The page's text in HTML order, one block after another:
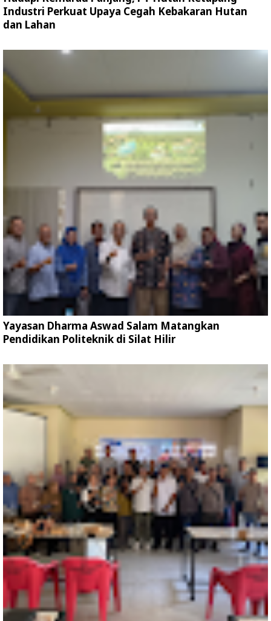
Industri Perkuat Upaya Cegah Kebakaran Hutan
dan Lahan
Yayasan Dharma Aswad Salam Matangkan
Pendidikan Politeknik di Silat Hilir